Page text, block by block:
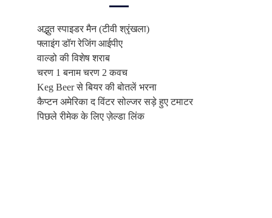
अद्भुत स्पाइडर मैन (टीवी श्रृंखला)
फ्लाइंग डॉग रेजिंग आईपीए
वाल्डो की विशेष शराब
चरण 1 बनाम चरण 2 कवच
Keg Beer से बियर की बोतलें भरना
कैप्टन अमेरिका द विंटर सोल्जर सड़े हुए टमाटर
पिछले रीमेक के लिए ज़ेल्डा लिंक